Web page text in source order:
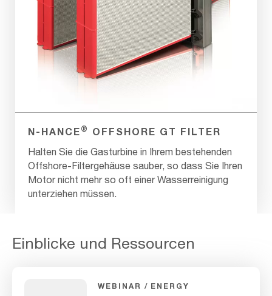
N-HANCE ® OFFSHORE GT FILTER
Halten Sie die Gasturbine in Ihrem bestehenden
Offshore-Filtergehäuse sauber, so dass Sie Ihren
Motor nicht mehr so oft einer Wasserreinigung
unterziehen müssen.
Einblicke und Ressourcen
WEBINAR ENERGY